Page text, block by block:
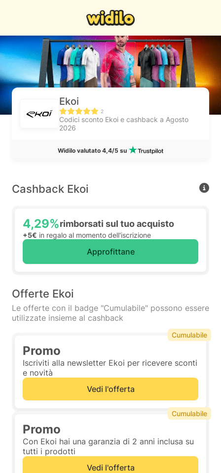
Ekoi
2
Codici sconto Ekoi e cashback a Agosto
2026
Widilo valutato 4,4/5 su
Cashback Ekoi
4,29%rimborsati sul tuo acquisto
+5€ in regalo al momento dell'iscrizione
Approfittane
Offerte Ekoi
Le offerte con il badge "Cumulabile" possono essere
utilizzate insieme al cashback
Promo
Iscriviti alla newsletter Ekoi per ricevere sconti
e novità
Vedi l'offerta
Cumulabile
Promo
Con Ekoi hai una garanzia di 2 anni inclusa su
tutti i prodotti
Vedi l'offerta
Cumulabile